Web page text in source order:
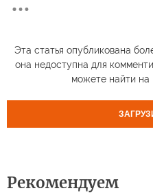
Эта статья опубликована
она недоступна для
можете найти на
Рекомендуем